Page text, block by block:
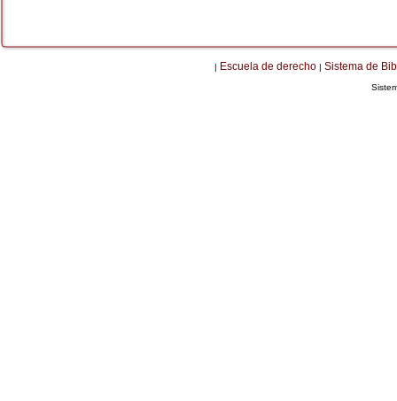
| Escuela de derecho | Sistema de